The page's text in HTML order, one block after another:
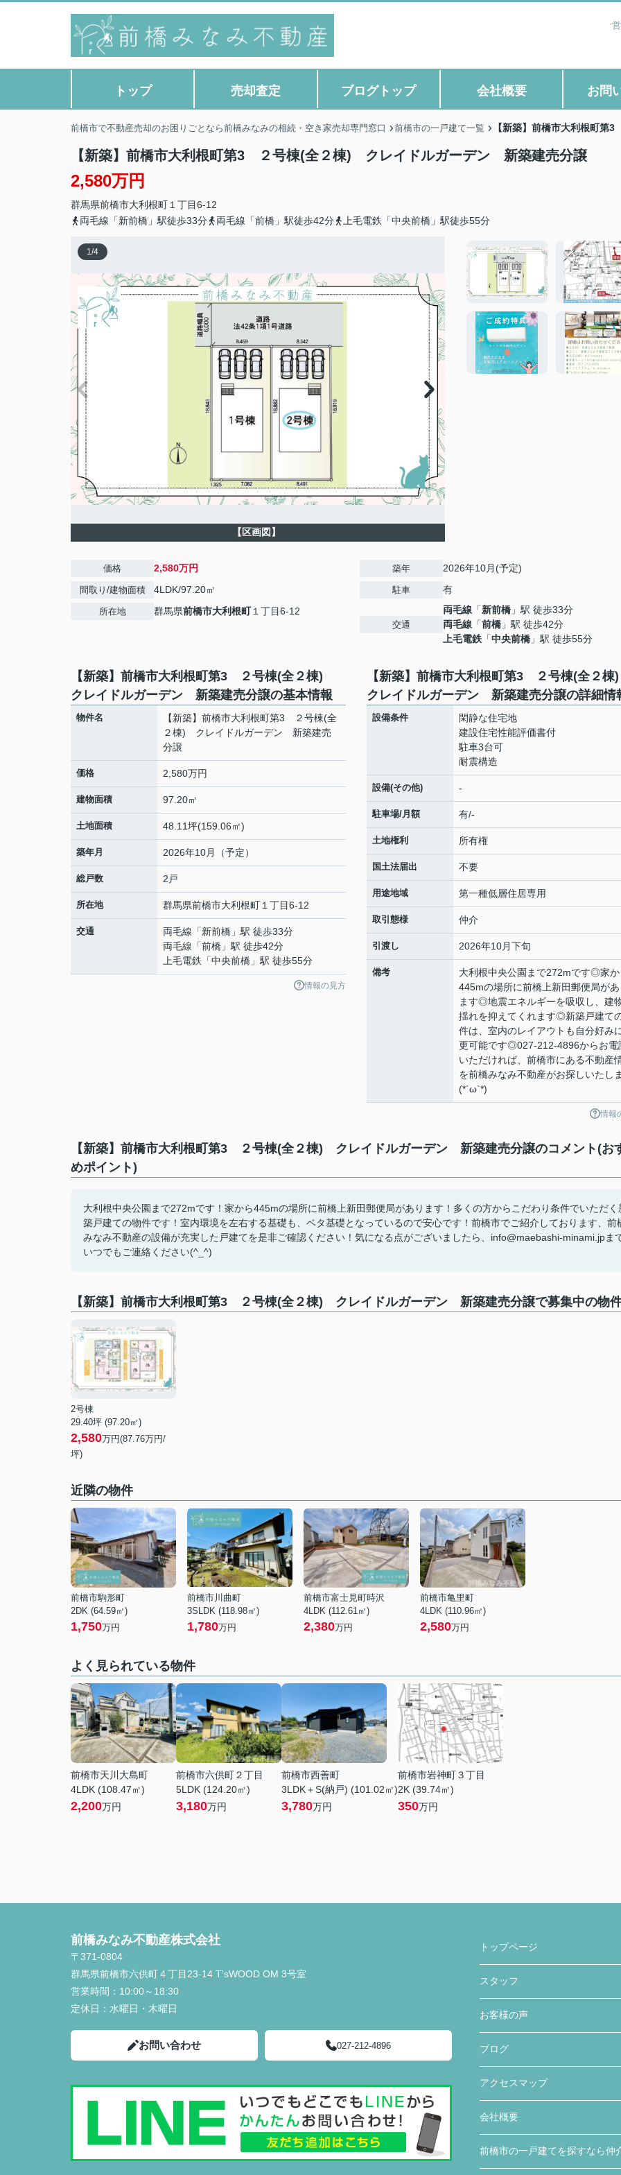
トップ 売却査定 ブログトップ 会社概要 お問
前橋市で不動産売却のお困りごとなら前橋みなみの相続・空き家売却専門窓口 前橋市の一戸建て一覧 【新築】前橋市大利根町
【新築】前橋市大利根町第3 ２号棟(全２棟) クレイドルガーデン 新築建売分譲
2,580万円
群馬県前橋市大利根町 １丁目6-12
両毛線「新前橋」駅徒歩33分
両毛線「前橋」駅徒歩42分 上毛電鉄「中央前橋」駅徒歩55分
1/4
【区画図】
価格 2,580万円
間取り/建物面積 4LDK/97.20㎡
所在地 群馬県前橋市大利根町１丁目6-12
築年 2026年10月(予定)
駐車 有
交通
両毛線 「新前橋 」駅 徒歩33分
両毛線 「前橋 」駅 徒歩42分
上毛電鉄 「中央前橋 」駅 徒歩55分
【新築】前橋市大利根町第3 ２号棟(全２棟)
クレイドルガーデン 新築建売分譲の基本情報
物件名
【新築】前橋市大利根町第3 ２号棟(全
２棟) クレイドルガーデン 新築建売
分譲
価格 2,580万円
建物面積 97.20㎡
土地面積 48.11坪(159.06㎡)
築年月 2026年10月（予定）
総戸数 2戸
所在地 群馬県前橋市大利根町 １丁目6-12
交通 両毛線 「新前橋 」駅 徒歩33分
両毛線 「前橋 」駅 徒歩42分
上毛電鉄 「中央前橋 」駅 徒歩55分
情報の見方
【新築】前橋市大利根町第3 ２号棟(全２
クレイドルガーデン 新築建売分譲の詳細情
設備条件
閑静な住宅地
建設住宅性能評価書付
駐車3台可
耐震構造
設備(その他) -
駐車場/月額 有/-
土地権利 所有権
国土法届出 不要
用途地域 第一種低層住居専用
取引態様 仲介
引渡し 2026年10月下旬
備考
大利根中央公園まで272mです◎家
445mの場所に前橋上新田郵便局が
ます◎地震エネルギーを吸収し、建
揺れを抑えてくれます◎新築戸建て
件は、室内のレイアウトも自分好み
更可能です◎027-212-4896からお電
いただければ、前橋市にある不動産
を前橋みなみ不動産がお探しいたし
(*´ω`*)
情報
【新築】前橋市大利根町第3 ２号棟(全２棟) クレイドルガーデン 新築建売分譲のコメント(お
めポイント)
大利根中央公園まで272mです！家から445mの場所に前橋上新田郵便局があります！多くの方からこだわり条件でいただく
築戸建ての物件です！室内環境を左右する基礎も、ベタ基礎となっているので安心です！前橋市でご紹介しております、前
みなみ不動産の設備が充実した戸建てを是非ご確認ください！気になる点がございましたら、info@maebashi-minami.jpま
いつでもご連絡ください(^_^)
【新築】前橋市大利根町第3 ２号棟(全２棟) クレイドルガーデン 新築建売分譲で募集中の物
2号棟
29.40坪 (97.20㎡)
2,580万円(87.76万円/
坪)
近隣の物件
前橋市駒形町
2DK (64.59㎡)
1,750万円
前橋市川曲町
3SLDK (118.98㎡)
1,780万円
前橋市富士見町時沢
4LDK (112.61㎡)
2,380万円
前橋市亀里町
4LDK (110.96㎡)
2,580万円
よく見られている物件
前橋市天川大島町
4LDK (108.47㎡)
2,200万円
前橋市六供町２丁目
5LDK (124.20㎡)
3,180万円
前橋市西善町
3LDK＋S(納戸) (101.02㎡)
3,780万円
前橋市岩神町３丁目
2K (39.74㎡)
350万円
前橋みなみ不動産株式会社
〒371-0804
群馬県前橋市六供町４丁目23‐14 T'sWOOD OM 3号室
営業時間： 10:00～18:30
定休日： 水曜日・木曜日
お問い合わせ 027-212-4896
トップページ
スタッフ
お客様の声
ブログ
アクセスマップ
会社概要
前橋市の一戸建てを探すなら仲